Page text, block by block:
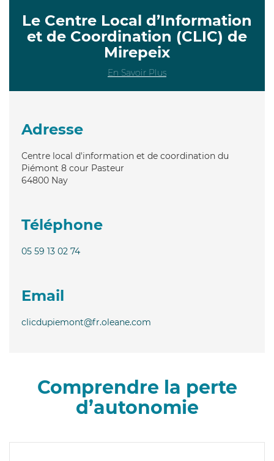
Le Centre Local d’Information
et de Coordination (CLIC) de
Mirepeix
En Savoir Plus
Adresse
Centre local d'information et de coordination du
Piémont 8 cour Pasteur
64800 Nay
Téléphone
05 59 13 02 74
Email
clicdupiemont@fr.oleane.com
Comprendre la perte
d’autonomie